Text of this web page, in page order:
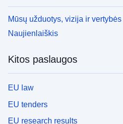
Mūsų užduotys, vizija ir vertybės
Naujienlaiškis
Kitos paslaugos
EU law
EU tenders
EU research results